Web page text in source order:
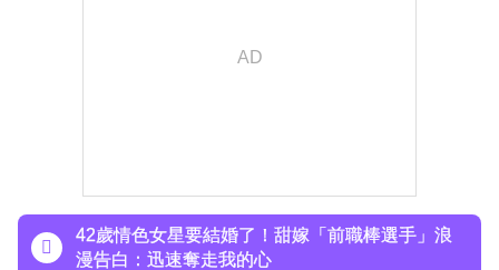
備賽狂操滿手繭
42歲情色女星要結婚了！甜嫁「前職棒選手」浪
漫告白：迅速奪走我的心